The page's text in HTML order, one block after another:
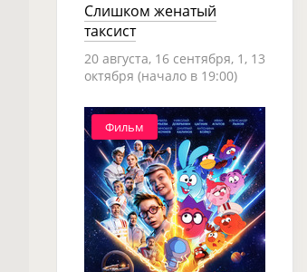
Слишком женатый
таксист
20 августа, 16 сентября, 1, 13
октября (начало в 19:00)
Фильм